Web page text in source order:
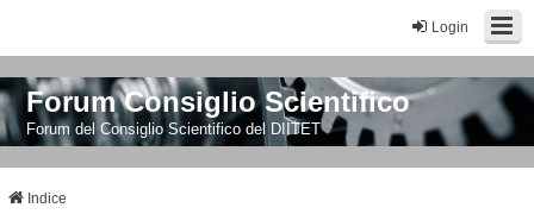
Login
Forum Consiglio Scientifico
Forum del Consiglio Scientifico del DIITET
Indice